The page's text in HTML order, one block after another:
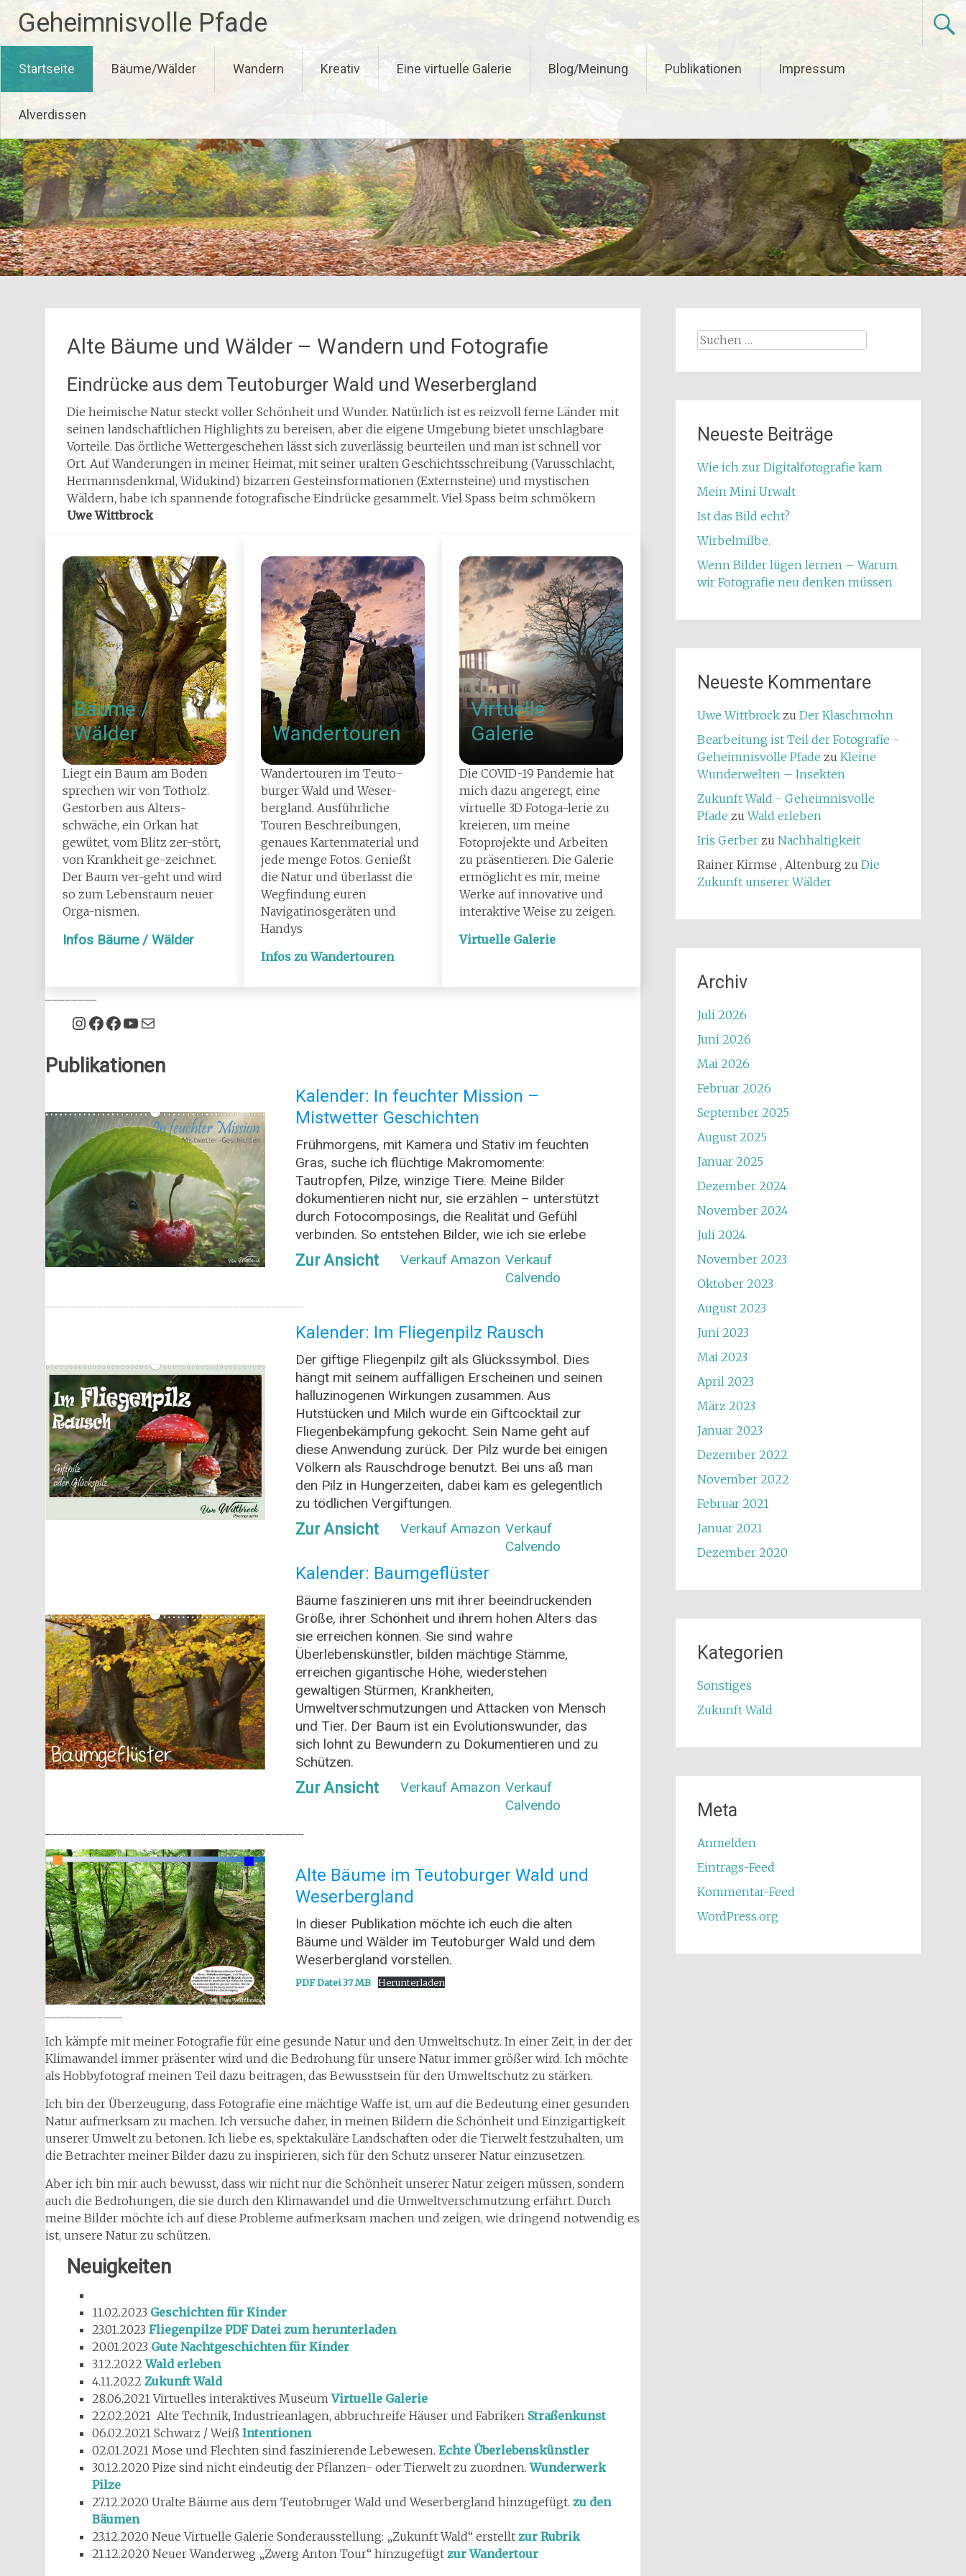
Inhalt
springen
Geheimnisvolle Pfade
Startseite Bäume/Wälder Wandern Kreativ Eine virtuelle Galerie Blog/Meinung Publikationen Impressum
Alverdissen
Alte Bäume und Wälder – Wandern und Fotografie
Eindrücke aus dem Teutoburger Wald und Weserbergland
Die heimische Natur steckt voller Schönheit und Wunder. Natürlich ist es reizvoll ferne Länder mit
seinen landschaftlichen Highlights zu bereisen, aber die eigene Umgebung bietet unschlagbare
Vorteile. Das örtliche Wettergeschehen lässt sich zuverlässig beurteilen und man ist schnell vor
Ort. Auf Wanderungen in meiner Heimat, mit seiner uralten Geschichtsschreibung (Varusschlacht,
Hermannsdenkmal, Widukind) bizarren Gesteinsformationen (Externsteine) und mystischen
Wäldern, habe ich spannende fotografische Eindrücke gesammelt. Viel Spass beim schmökern
Uwe Wittbrock
Bäume /
Wälder
Liegt ein Baum am Boden
sprechen wir von Totholz.
Gestorben aus Alters-
schwäche, ein Orkan hat
gewütet, vom Blitz zer-stört,
von Krankheit ge-zeichnet.
Der Baum ver-geht und wird
so zum Lebensraum neuer
Orga-nismen.
Infos Bäume / Wälder
Wandertouren
Wandertouren im Teuto-
burger Wald und Weser-
bergland. Ausführliche
Touren Beschreibungen,
genaues Kartenmaterial und
jede menge Fotos. Genießt
die Natur und überlasst die
Wegfindung euren
Navigatinosgeräten und
Handys
Infos zu Wandertouren
Virtuelle
Galerie
Die COVID-19 Pandemie hat
mich dazu angeregt, eine
virtuelle 3D Fotoga-lerie zu
kreieren, um meine
Fotoprojekte und Arbeiten
zu präsentieren. Die Galerie
ermöglicht es mir, meine
Werke auf innovative und
interaktive Weise zu zeigen.
Virtuelle Galerie
https://www.instagram.com/wittbrock/
Facebook
https://www.facebook.com/Alte-B%C3%A4ume-323106867758582
YouTube
E-Mail
Publikationen
Kalender: In feuchter Mission –
Mistwetter Geschichten
Frühmorgens, mit Kamera und Stativ im feuchten
Gras, suche ich flüchtige Makromomente:
Tautropfen, Pilze, winzige Tiere. Meine Bilder
dokumentieren nicht nur, sie erzählen – unterstützt
durch Fotocomposings, die Realität und Gefühl
verbinden. So entstehen Bilder, wie ich sie erlebe
Zur Ansicht Verkauf Amazon Verkauf
Calvendo
Kalender: Im Fliegenpilz Rausch
Der giftige Fliegenpilz gilt als Glückssymbol. Dies
hängt mit seinem auffälligen Erscheinen und seinen
halluzinogenen Wirkungen zusammen. Aus
Hutstücken und Milch wurde ein Giftcocktail zur
Fliegenbekämpfung gekocht. Sein Name geht auf
diese Anwendung zurück. Der Pilz wurde bei einigen
Völkern als Rauschdroge benutzt. Bei uns aß man
den Pilz in Hungerzeiten, dabei kam es gelegentlich
zu tödlichen Vergiftungen.
Zur Ansicht Verkauf Amazon Verkauf
Calvendo
Kalender: Baumgeflüster
Bäume faszinieren uns mit ihrer beeindruckenden
Größe, ihrer Schönheit und ihrem hohen Alters das
sie erreichen können. Sie sind wahre
Überlebenskünstler, bilden mächtige Stämme,
erreichen gigantische Höhe, wiederstehen
gewaltigen Stürmen, Krankheiten,
Umweltverschmutzungen und Attacken von Mensch
und Tier. Der Baum ist ein Evolutionswunder, das
sich lohnt zu Bewundern zu Dokumentieren und zu
Schützen.
Zur Ansicht Verkauf Amazon Verkauf
Calvendo
Alte Bäume im Teutoburger Wald und
Weserbergland
In dieser Publikation möchte ich euch die alten
Bäume und Wälder im Teutoburger Wald und dem
Weserbergland vorstellen.
PDF Datei 37 MB Herunterladen
Ich kämpfe mit meiner Fotografie für eine gesunde Natur und den Umweltschutz. In einer Zeit, in der der
Klimawandel immer präsenter wird und die Bedrohung für unsere Natur immer größer wird. Ich möchte
als Hobbyfotograf meinen Teil dazu beitragen, das Bewusstsein für den Umweltschutz zu stärken.
Ich bin der Überzeugung, dass Fotografie eine mächtige Waffe ist, um auf die Bedeutung einer gesunden
Natur aufmerksam zu machen. Ich versuche daher, in meinen Bildern die Schönheit und Einzigartigkeit
unserer Umwelt zu betonen. Ich liebe es, spektakuläre Landschaften oder die Tierwelt festzuhalten, um
die Betrachter meiner Bilder dazu zu inspirieren, sich für den Schutz unserer Natur einzusetzen.
Aber ich bin mir auch bewusst, dass wir nicht nur die Schönheit unserer Natur zeigen müssen, sondern
auch die Bedrohungen, die sie durch den Klimawandel und die Umweltverschmutzung erfährt. Durch
meine Bilder möchte ich auf diese Probleme aufmerksam machen und zeigen, wie dringend notwendig es
ist, unsere Natur zu schützen.
Neuigkeiten
11.02.2023 Geschichten für Kinder
23.01.2023 Fliegenpilze PDF Datei zum herunterladen
20.01.2023 Gute Nachtgeschichten für Kinder
3.12.2022Wald erleben
4.11.2022 Zukunft Wald
28.06.2021 Virtuelles interaktives MuseumVirtuelle Galerie
22.02.2021 Alte Technik, Industrieanlagen, abbruchreife Häuser und Fabriken Straßenkunst
06.02.2021 Schwarz / Weiß Intentionen
02.01.2021 Mose und Flechten sind faszinierende Lebewesen. Echte Überlebenskünstler
30.12.2020 Pize sind nicht eindeutig der Pflanzen- oder Tierwelt zu zuordnen.Wunderwerk
Pilze
27.12.2020 Uralte Bäume aus dem Teutobruger Wald und Weserbergland hinzugefügt. zu den
Bäumen
23.12.2020 Neue Virtuelle Galerie Sonderausstellung: „Zukunft Wald“ erstellt zur Rubrik
21.12.2020 Neuer Wanderweg „Zwerg Anton Tour“ hinzugefügt zur Wandertour
Suchen
Neueste Beiträge
Wie ich zur Digitalfotografie kam
Mein Mini Urwalt
Ist das Bild echt?
Wirbelmilbe.
Wenn Bilder lügen lernen – Warum
wir Fotografie neu denken müssen
Neueste Kommentare
Uwe Wittbrockzu Der Klaschmohn
Bearbeitung ist Teil der Fotografie -
Geheimnisvolle Pfade zu Kleine
Wunderwelten – Insekten
Zukunft Wald - Geheimnisvolle
Pfade zuWald erleben
Iris Gerberzu Nachhaltigkeit
Rainer Kirmse , Altenburg zu Die
Zukunft unserer Wälder
Archiv
Juli 2026
Juni 2026
Mai 2026
Februar 2026
September 2025
August 2025
Januar 2025
Dezember 2024
November 2024
Juli 2024
November 2023
Oktober 2023
August 2023
Juni 2023
Mai 2023
April 2023
März 2023
Januar 2023
Dezember 2022
November 2022
Februar 2021
Januar 2021
Dezember 2020
Kategorien
Sonstiges
Zukunft Wald
Meta
Anmelden
Eintrags-Feed
Kommentar-Feed
WordPress.org